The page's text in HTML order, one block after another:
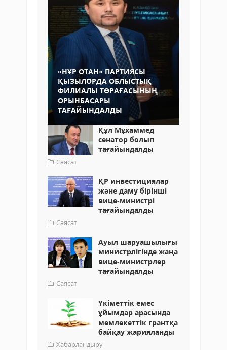
«НҰР ОТАН» ПАРТИЯСЫ
ҚЫЗЫЛОРДА ОБЛЫСТЫҚ
ФИЛИАЛЫ ТӨРАҒАСЫНЫҢ
ОРЫНБАСАРЫ
ТАҒАЙЫНДАЛДЫ
Құл Мұхаммед
сенатор болып
тағайындалды
Саясат
ҚР инвестициялар
және даму бірінші
вице-министрі
тағайындалды
Саясат
Ауыл шаруашылығы
министрлігінде жаңа
вице-министрлер
тағайындалды
Саясат
Үкіметтік емес
ұйымдар арасында
мемлекеттік грантқа
байқау жарияланды
Хабарландыру